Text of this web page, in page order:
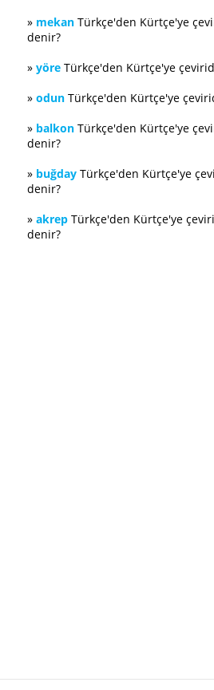
» mekan Türkçe'den Kürtçe'ye
denir?
» yöre Türkçe'den Kürtçe'ye
» odun Türkçe'den Kürtçe'ye
» balkon Türkçe'den Kürtçe'ye
denir?
» buğday Türkçe'den Kürtçe'ye
denir?
» akrep Türkçe'den Kürtçe'ye
denir?